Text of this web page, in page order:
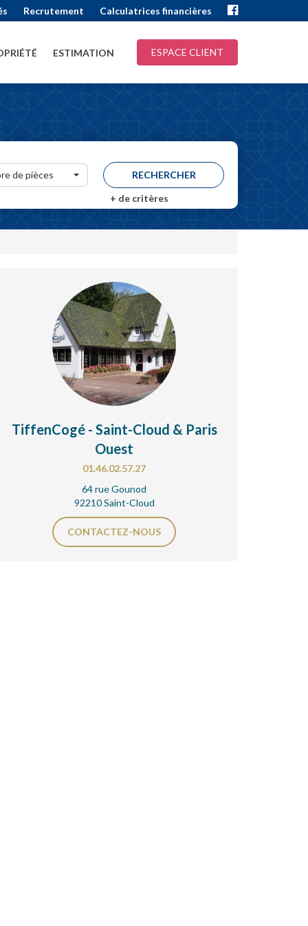
Recrutement Calculatrices financières
ESTIMATION ESPACE CLIENT
de pièces
+ de critères
TiffenCogé - Saint-Cloud & Paris
Ouest
01.46.02.57.27
64 rue Gounod
92210 Saint-Cloud
CONTACTEZ-NOUS